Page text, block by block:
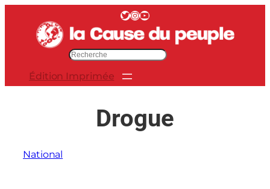
contenu
Twitter InstagramYouTube
e
Édition Imprimée
Drogue
National